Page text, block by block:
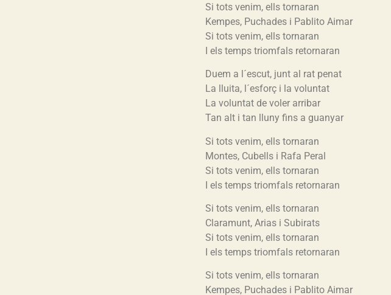
Si tots venim, ells tornaran
Kempes, Puchades i Pablito Aimar
Si tots venim, ells tornaran
I els temps triomfals retornaran
Duem a l´escut, junt al rat penat
La lluita, l´esforç i la voluntat
La voluntat de voler arribar
Tan alt i tan lluny fins a guanyar
Si tots venim, ells tornaran
Montes, Cubells i Rafa Peral
Si tots venim, ells tornaran
I els temps triomfals retornaran
Si tots venim, ells tornaran
Claramunt, Arias i Subirats
Si tots venim, ells tornaran
I els temps triomfals retornaran
Si tots venim, ells tornaran
Kempes, Puchades i Pablito Aimar